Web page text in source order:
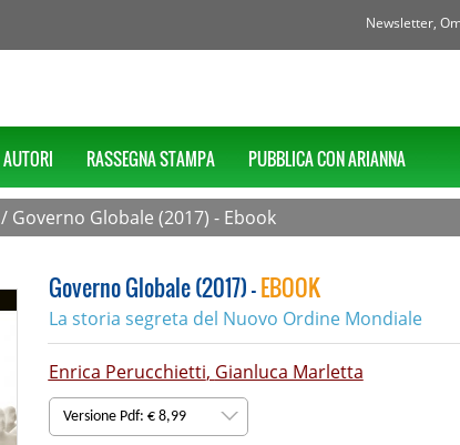
Newsletter,
AUTORI RASSEGNA STAMPA PUBBLICA CON ARIANNA
/ Governo Globale (2017) - Ebook
Governo Globale (2017) -EBOOK
La storia segreta del Nuovo Ordine Mondiale
Enrica Perucchietti, Gianluca Marletta
Versione Pdf: € 8,99